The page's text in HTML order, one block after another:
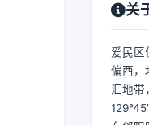
关
爱民区
偏西，
汇地带